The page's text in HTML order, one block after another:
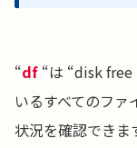
“df “は “disk free
いるすべてのファ
状況を確認できま